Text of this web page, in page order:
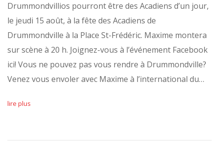
Drummondvillios pourront être des Acadiens d’un jour,
le jeudi 15 août, à la fête des Acadiens de
Drummondville à la Place St-Frédéric. Maxime montera
sur scène à 20 h. Joignez-vous à l’événement Facebook
ici! Vous ne pouvez pas vous rendre à Drummondville?
Venez vous envoler avec Maxime à l’international du…
lire plus